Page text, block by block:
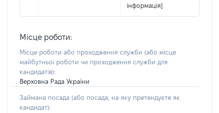
інформація]
Місце роботи:
Місце роботи або проходження служби (або місце
майбутньої роботи чи проходження служби для
кандидатів):
Верховна Рада України
Займана посада (або посада, на яку претендуєте як
кандидат):